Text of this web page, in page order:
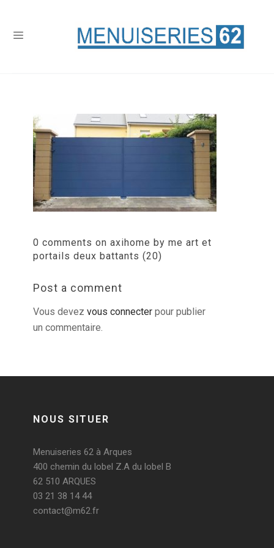
0 comments on axihome by me art et
portails deux battants (20)
Post a comment
Vous devez vous connecter pour publier
un commentaire.
NOUS SITUER
Menuiseries 62 à Arques
400 chemin du lobel Z.A du lobel B
62 510 ARQUES
03 21 38 14 44
contact@m62.fr